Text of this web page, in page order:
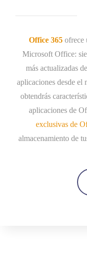
Office 365 ofrece
Microsoft Office:
más actualizadas
aplicaciones desde el
obtendrás
aplicaciones de
exclusivas de
almacenamiento de